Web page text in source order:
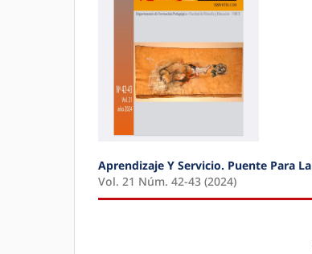
Aprendizaje Y Servicio. Puente Para
Vol. 21 Núm. 42-43 (2024)
Regreso al